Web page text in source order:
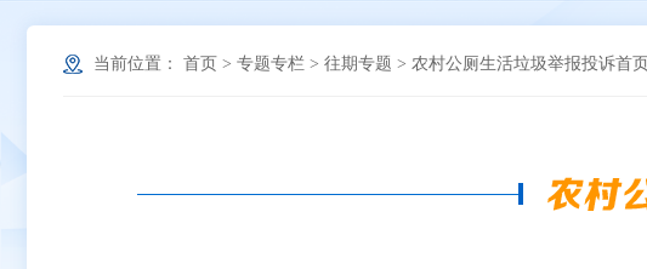
当前位置： 首页 > 专题专栏 > 往期专题 > 农村公厕生活垃圾举报投诉首页